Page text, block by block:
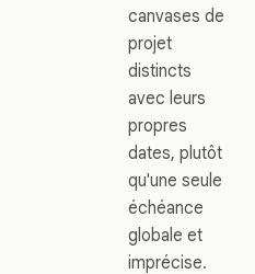
canvases de
projet
distincts
avec leurs
propres
dates, plutôt
qu'une seule
échéance
globale et
imprécise.